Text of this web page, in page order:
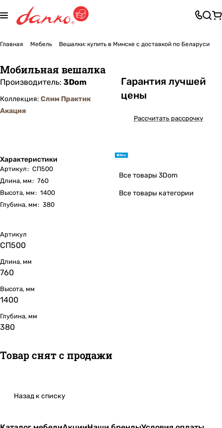
Главная Мебель Вешалки: купить в Минске с доставкой по Беларуси
Мобильная вешалка
Производитель: 3Dom
Коллекция: Слим Практик
Акация
Характеристики
Артикул: СП500
Длина, мм: 760
Высота, мм: 1400
Глубина, мм: 380
Гарантия лучшей
цены
Рассчитать рассрочку
Все товары 3Dom
Все товары категории
Артикул
СП500
Длина, мм
760
Высота, мм
1400
Глубина, мм
380
Товар снят с продажи
Назад к списку